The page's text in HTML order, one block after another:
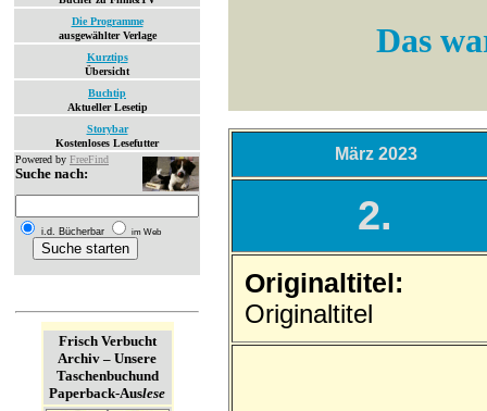
Die Programme
ausgewählter Verlage
Kurztips
Übersicht
Buchtip
Aktueller Lesetip
Storybar
Kostenloses Lesefutter
Powered by FreeFind
Suche nach:
i.d. Bücherbar im Web
Frisch Verbucht
Archiv – Unsere
Taschenbuch­und
Paperback-Auslese
Das
März 2023
2.
Originaltitel:
Originaltitel